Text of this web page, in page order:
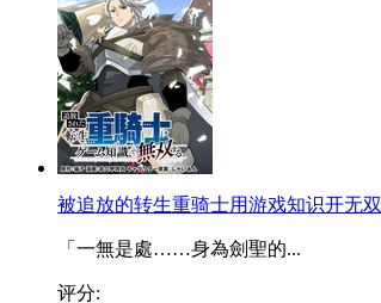
被追放的转生重骑士用游戏知识开无双
「一無是處……身為劍聖的...
评分: